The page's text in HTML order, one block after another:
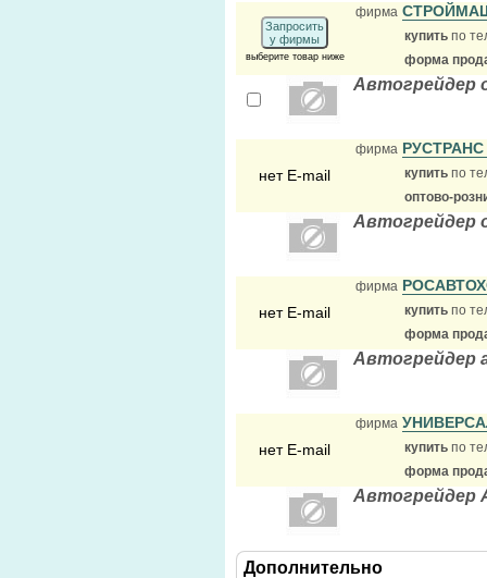
Запросить
у фирмы
выберите товар ниже
фирма
купить по
форма
Автогрейдер
нет E-mail
фирма РУСТРАНС
купить по
оптово-
Автогрейдер
нет E-mail
фирма
купить по
форма
Автогрейдер
нет E-mail
фирма
купить по
форма
Автогрейдер
Дополнительно